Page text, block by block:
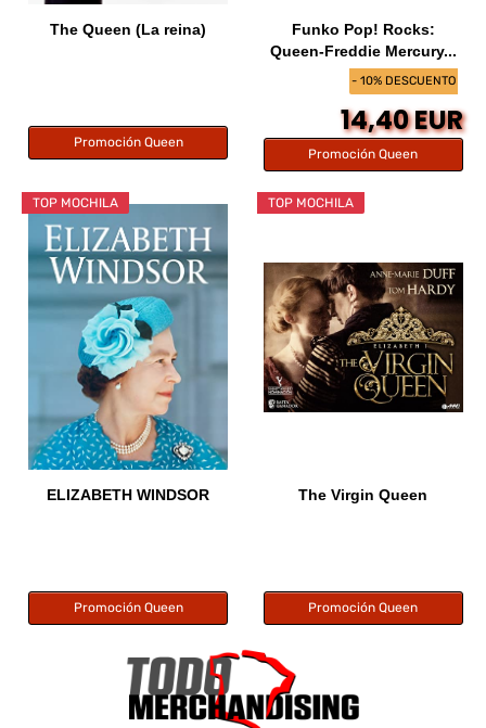
The Queen (La reina)
Promoción Queen
- 10% DESCUENTO
Funko Pop! Rocks:
Queen-Freddie Mercury...
14,40 EUR
Promoción Queen
TOP MOCHILA
ELIZABETH WINDSOR
Promoción Queen
TOP MOCHILA
The Virgin Queen
Promoción Queen